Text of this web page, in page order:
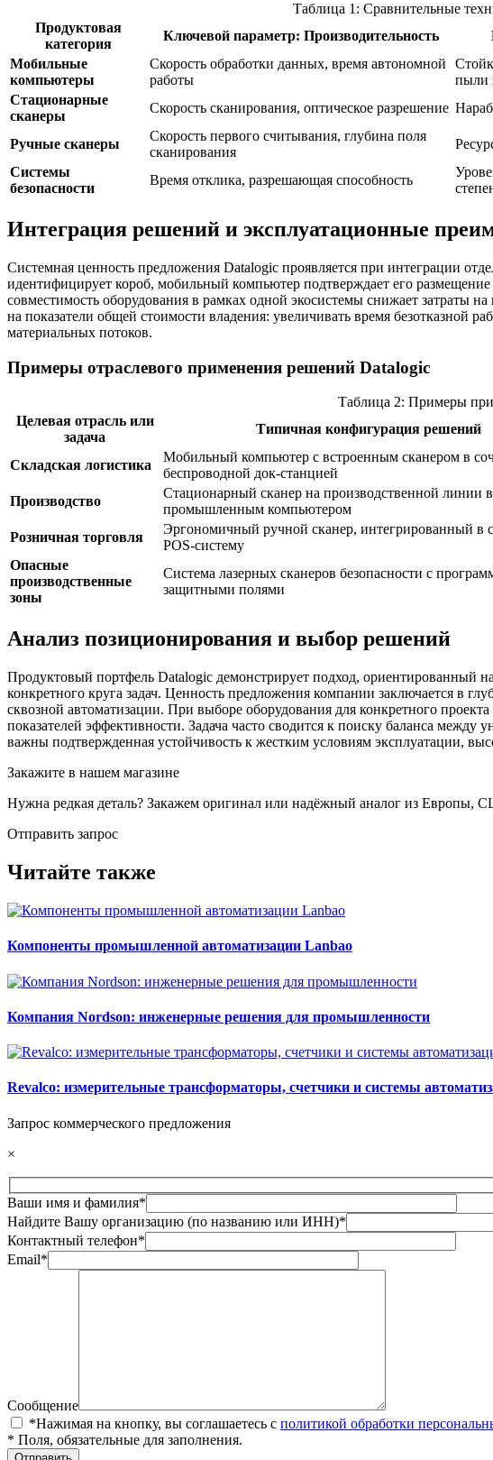
Таблица 1: Сравнительные
Продуктовая
категория
Ключевой параметр: Производительность
Мобильные
компьютеры
Скорость обработки данных, время автономной
работы
пыли
Стационарные
сканеры
Скорость сканирования, оптическое разрешение
Ручные сканеры
Скорость первого считывания, глубина поля
сканирования
Системы
безопасности
Время отклика, разрешающая способность
Интеграция решений и эксплуатационные
Системная ценность предложения Datalogic проявляется при интеграции
идентифицирует короб, мобильный компьютер подтверждает его размещение
совместимость оборудования в рамках одной экосистемы снижает затраты
на показатели общей стоимости владения: увеличивать время
материальных потоков.
Примеры отраслевого применения решений Datalogic
Таблица 2: Примеры
Целевая отрасль или
задача
Типичная конфигурация решений
Складская логистика
Мобильный компьютер с встроенным сканером в
беспроводной док-станцией
Производство
Стационарный сканер на производственной линии
промышленным компьютером
Розничная торговля
Эргономичный ручной сканер, интегрированный в
POS-систему
Опасные
производственные
зоны
Система лазерных сканеров безопасности с
защитными полями
Анализ позиционирования и выбор решений
Продуктовый портфель Datalogic демонстрирует подход, ориентированный
конкретного круга задач. Ценность предложения компании заключается в
сквозной автоматизации. При выборе оборудования для конкретного
показателей эффективности. Задача часто сводится к поиску баланса
важны подтвержденная устойчивость к жестким условиям эксплуатации,
Закажите в нашем магазине
Нужна редкая деталь? Закажем оригинал или надёжный аналог из
Отправить запрос
Читайте также
Компоненты промышленной автоматизации Lanbao
Компания Nordson: инженерные решения для промышленности
Revalco: измерительные трансформаторы, счетчики и системы
Запрос коммерческого предложения
×
Ваши имя и фамилия*
Найдите Вашу организацию (по названию или ИНН)*
Контактный телефон*
Email*
Сообщение
*Нажимая на кнопку, вы соглашаетесь с политикой обработки
* Поля, обязательные для заполнения.